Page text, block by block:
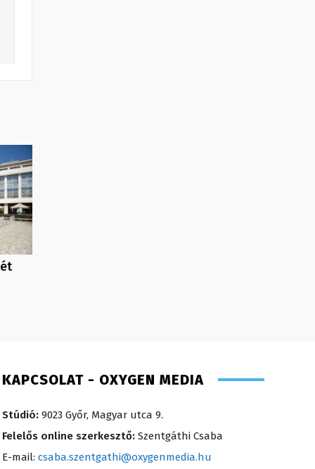
KAPCSOLAT - OXYGEN MEDIA
Stúdió: 9023 Győr, Magyar utca 9.
Felelős online szerkesztő: Szentgáthi Csaba
E-mail: csaba.szentgathi@oxygenmedia.hu